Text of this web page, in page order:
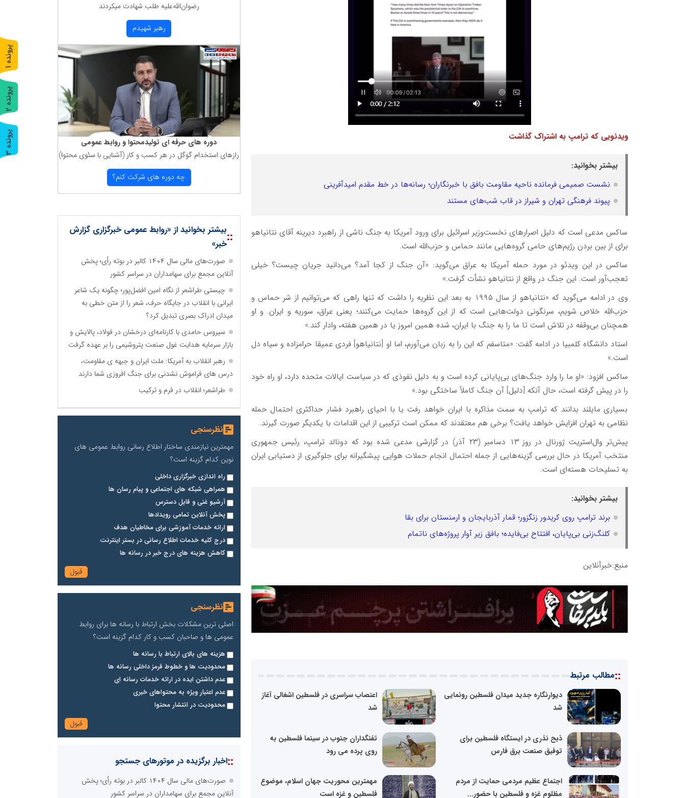
ویدئویی که ترامپ به اشتراک گذاشت
بیشتر بخوانید:
نشست صمیمی فرمانده ناحیه مقاومت بافق با خبرنگاران؛ رسانه‌ها در خط مقدم امیدآفرینی
پیوند فرهنگی تهران و شیراز در قاب شب‌های مستند
ساکس مدعی است که دلیل اصرارهای نخست‌وزیر اسرائیل برای ورود آمریکا به جنگ ناشی از راهبرد دیرینه آقای نتانیاهو
برای از بین بردن رژیم‌های حامی گروه‌هایی مانند حماس و حزب‌الله است.
ساکس در این ویدئو در مورد حمله آمریکا به عراق می‌گوید: «آن جنگ از کجا آمد؟ می‌دانید جریان چیست؟ خیلی
تعجب‌آور است. این جنگ در واقع از نتانیاهو نشأت گرفت.»
وی در ادامه می‌گوید که «نتانیاهو از سال ۱۹۹۵ به بعد این نظریه را داشت که تنها راهی که می‌توانیم از شر حماس و
حزب‌الله خلاص شویم، سرنگونی دولت‌هایی است که از این گروه‌ها حمایت می‌کنند؛ یعنی عراق، سوریه و ایران. و او
همچنان بی‌وقفه در تلاش است تا ما را به جنگ با ایران، شده همین امروز یا در همین هفته، وادار کند.»
استاد دانشگاه کلمبیا در ادامه گفت: «متاسفم که این را به زبان می‌آورم، اما او [نتانیاهو] فردی عمیقا حرامزاده و سیاه دل
است.»
ساکس افزود: «او ما را وارد جنگ‌های بی‌پایانی کرده است و به دلیل نفوذی که در سیاست ایالات متحده دارد، او راه خود
را در پیش گرفته است، حال آنکه [دلیل] آن جنگ کاملاً ساختگی بود.»
بسیاری مایلند بدانند که ترامپ به سمت مذاکره با ایران خواهد رفت یا با احیای راهبرد فشار حداکثری احتمال حمله
نظامی به تهران افزایش خواهد یافت؟ برخی هم معتقدند که ممکن است ترکیبی از این اقدامات با یکدیگر صورت گیرند.
پیش‌تر وال‌استریت ژورنال در روز ۱۳ دسامبر (۲۳ آذر) در گزارشی مدعی شده بود که دونالد ترامپ، رئیس جمهوری
منتخب آمریکا در حال بررسی گزینه‌هایی از جمله احتمال انجام حملات هوایی پیشگیرانه برای جلوگیری از دستیابی ایران
به تسلیحات هسته‌ای است.
بیشتر بخوانید:
برند ترامپ روی کریدور زنگزور؛ قمار آذربایجان و ارمنستان برای بقا
کلنگ‌زنی بی‌پایان، افتتاح بی‌فایده؛ بافق زیر آوار پروژه‌های ناتمام
منبع:خبرآنلاین
::مطالب مرتبط
دیوارنگاره جدید میدان فلسطین رونمایی
شد
اعتصاب سراسری در فلسطین اشغالی آغاز
شد
ذبح نذری در ایستگاه فلسطین برای
توفیق صنعت برق فارس
تفنگداران جنوب در سینما فلسطین به
روی پرده می رود
اجتماع عظیم مردمی حمایت از مردم
مظلوم غزه و فلسطین با حضور...
مهمترین محوریت جهان اسلام، موضوع
فلسطین و غزه است
رضوان‌الله‌علیه طلب شهادت میكردند
رهبر شهیدم
دوره های حرفه ای تولیدمحتوا و روابط عمومی
رازهای استخدام گوگل در هر كسب و كار (آشنایی با سئوی محتوا)
چه دوره های شركت كنم؟
::بیشتر بخوانید از «روابط عمومی خبرگزاری گزارش
خبر»
صورت‌های مالی سال ۱۴۰۴ کالبر در بوته رأی؛ پخش
آنلاین مجمع برای سهامداران در سراسر کشور
چیستی طراشعر از نگاه امین افضل‌پور؛ چگونه یک شاعر
ایرانی با انقلاب در جایگاه حرف، شعر را از متن خطی به
میدان ادراک بصری تبدیل کرد؟
سیروس حامدی با کارنامه‌ای درخشان در فولاد، پالایش و
بازار سرمایه هدایت غول صنعت پتروشیمی را بر عهده گرفت
رهبر انقلاب به آمریکا: ملت ایران و جبهه ی مقاومت،
درس های فراموش نشدنی برای جنگ افروزی شما دارند
طراشعر؛ انقلاب در فرم و ترکیب
نظرسنجی
مهمترین نیازمندی ساختار اطلاع رسانی روابط عمومی های
نوین کدام گزینه است؟
راه اندازی خبرگزاری داخلی
همراهی شبکه های اجتماعی و پیام رسان ها
آرشیو غنی و قابل دسترس
پخش آنلاین تمامی رویدادها
ارائه خدمات آموزشی برای مخاطیان هدف
درج کلیه خدمات اطلاع رسانی در بستر اینترنت
کاهش هزینه های درج خبر در رسانه ها
نظرسنجی
اصلی ترین مشکلات بخش ارتباط با رسانه ها برای روابط
عمومی ها و صاحبان کسب و کار کدام گزینه است؟
هزینه های بالای ارتباط با رسانه ها
محدودیت ها و خطوط قرمز داخلی رسانه ها
عدم داشتن ایده در ارائه خدمات رسانه ای
عدم اعتبار ویژه به محتواهای خبری
محدودیت در انتشار محتوا
::اخبار برگزیده در موتورهای جستجو
صورت‌های مالی سال ۱۴۰۴ کالبر در بوته رأی؛ پخش
آنلاین مجمع برای سهامداران در سراسر کشور
پ
ر
و
ن
د
ه
1
پ
ر
و
ن
د
ه
2
پ
ر
و
ن
د
ه
3